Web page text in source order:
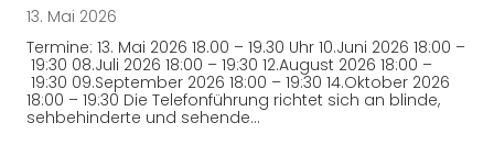
13. Mai 2026
Termine: 13. Mai 2026 18.00 – 19.30 Uhr 10.Juni 2026 18:00 –
19:30 08.Juli 2026 18:00 – 19:30 12.August 2026 18:00 –
19:30 09.September 2026 18:00 – 19:30 14.Oktober 2026
18:00 – 19:30 Die Telefonführung richtet sich an blinde,
sehbehinderte und sehende…